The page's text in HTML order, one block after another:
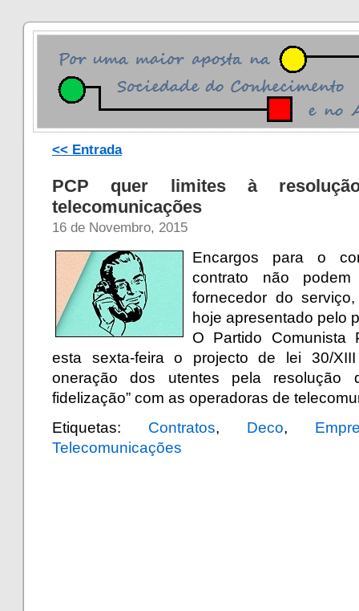
<< Entrada
PCP quer limites à
telecomunicações
16 de Novembro, 2015
Encargos para o
contrato não
fornecedor do
hoje apresentado pelo
O Partido Comunista
esta sexta-feira o projecto de lei 30/
oneração dos utentes pela
fidelização” com as operadoras de
Etiquetas: Contratos, Deco,
Telecomunicações